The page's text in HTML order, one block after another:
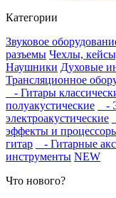
Категории
Звуковое
разъемы Чехлы,
Наушники Духовые
Трансляционное
- Гитары
полуакустические
-
электроакустические
эффекты и
гитар
- Гитарные
инструменты NEW
Что нового?